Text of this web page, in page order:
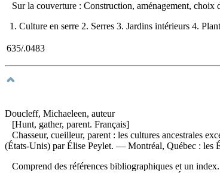
Sur la couverture : Construction, aménagement,
1. Culture en serre 2. Serres 3. Jardins intérieurs 4.
635/.0483
Doucleff, Michaeleen, auteur
[Hunt, gather, parent. Français]
Chasseur, cueilleur, parent : les cultures ancestrales
(États-Unis) par Élise Peylet. — Montréal, Québec :
Comprend des références bibliographiques et un